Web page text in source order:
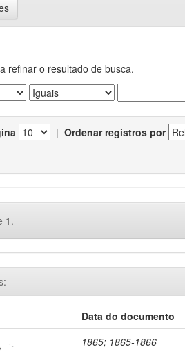
refinar o resultado de busca.
| Ordenar registros por
1.
Data do documento
1865; 1865-1866